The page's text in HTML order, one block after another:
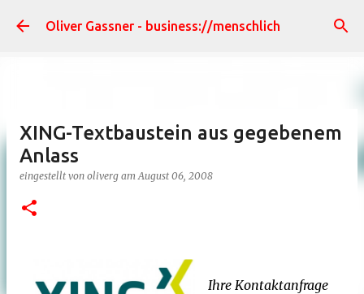
Direkt zum Hauptbereich
Oliver Gassner - business://menschlich
XING-Textbaustein aus gegebenem
Anlass
eingestellt von oliverg amAugust 06, 2008
Ihre Kontaktanfrage